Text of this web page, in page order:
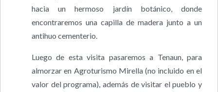
hacia un hermoso jardín botánico, donde
encontraremos una capilla de madera junto a un
antihuo cementerio.
Luego de esta visita pasaremos a Tenaun, para
almorzar en Agroturismo Mirella (no incluido en el
valor del programa), además de visitar el pueblo y